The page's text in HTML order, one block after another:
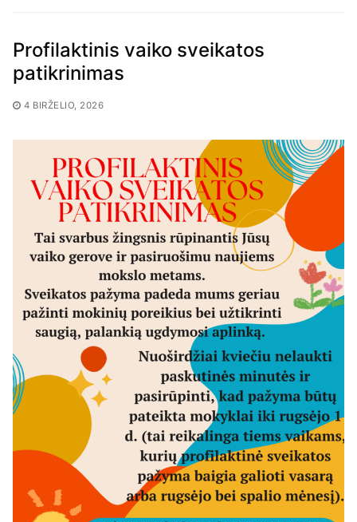
Profilaktinis vaiko sveikatos
patikrinimas
4 BIRŽELIO, 2026